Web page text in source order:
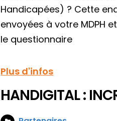
Handicapées) ? Cette
envoyées à votre MDPH
le questionnaire
Plus d'infos
HANDIGITAL :